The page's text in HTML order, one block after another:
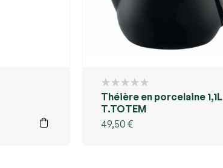
Théière en porcelaine 1,1L
T.TOTEM
49,50 €